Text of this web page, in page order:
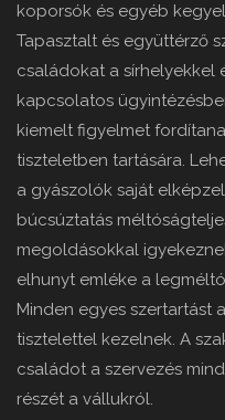
koporsók és egyéb
Tapasztalt és együttérző
családokat a sírhelyekkel
kapcsolatos
kiemelt figyelmet
tiszteletben tartására.
a gyászolók saját
búcsúztatás
megoldásokkal
elhunyt emléke a
Minden egyes szertartást
tisztelettel kezelnek. A
családot a szervezés
részét a vállukról.